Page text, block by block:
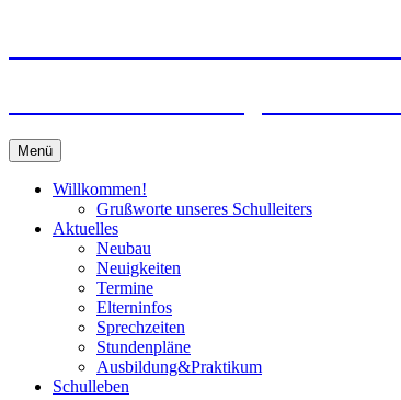
Menü
Willkommen!
Grußworte unseres Schulleiters
Aktuelles
Neubau
Neuigkeiten
Termine
Elterninfos
Sprechzeiten
Stundenpläne
Ausbildung&Praktikum
Schulleben